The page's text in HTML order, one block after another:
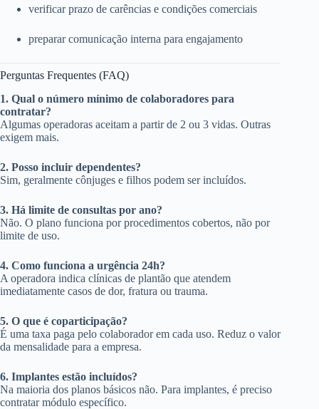
verificar prazo de carências e condições comerciais
preparar comunicação interna para engajamento
Perguntas Frequentes (FAQ)
1. Qual o número mínimo de colaboradores para
contratar?
Algumas operadoras aceitam a partir de 2 ou 3 vidas. Outras
exigem mais.
2. Posso incluir dependentes?
Sim, geralmente cônjuges e filhos podem ser incluídos.
3. Há limite de consultas por ano?
Não. O plano funciona por procedimentos cobertos, não por
limite de uso.
4. Como funciona a urgência 24h?
A operadora indica clínicas de plantão que atendem
imediatamente casos de dor, fratura ou trauma.
5. O que é coparticipação?
É uma taxa paga pelo colaborador em cada uso. Reduz o valor
da mensalidade para a empresa.
6. Implantes estão incluídos?
Na maioria dos planos básicos não. Para implantes, é preciso
contratar módulo específico.